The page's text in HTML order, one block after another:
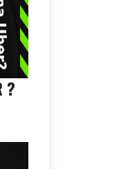
?